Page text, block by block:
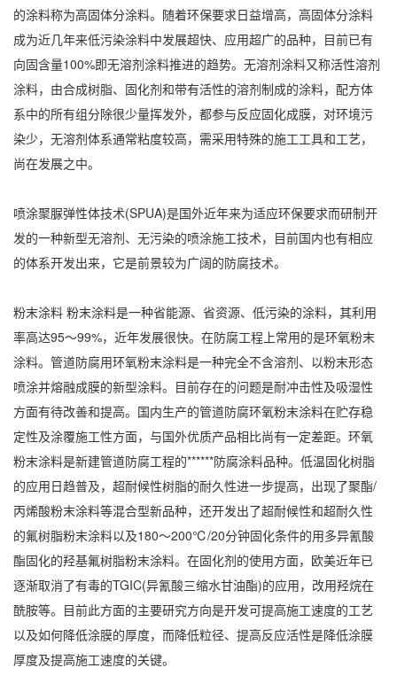
的涂料称为高固体分涂料。随着环保要求日益增高，高固体分涂料
成为近几年来低污染涂料中发展超快、应用超广的品种，目前已有
向固含量100%即无溶剂涂料推进的趋势。无溶剂涂料又称活性溶剂
涂料，由合成树脂、固化剂和带有活性的溶剂制成的涂料，配方体
系中的所有组分除很少量挥发外，都参与反应固化成膜，对环境污
染少，无溶剂体系通常粘度较高，需采用特殊的施工工具和工艺，
尚在发展之中。
喷涂聚脲弹性体技术(SPUA)是国外近年来为适应环保要求而研制开
发的一种新型无溶剂、无污染的喷涂施工技术，目前国内也有相应
的体系开发出来，它是前景较为广阔的防腐技术。
粉末涂料 粉末涂料是一种省能源、省资源、低污染的涂料，其利用
率高达95～99%，近年发展很快。在防腐工程上常用的是环氧粉末
涂料。管道防腐用环氧粉末涂料是一种完全不含溶剂、以粉末形态
喷涂并熔融成膜的新型涂料。目前存在的问题是耐冲击性及吸湿性
方面有待改善和提高。国内生产的管道防腐环氧粉末涂料在贮存稳
定性及涂覆施工性方面，与国外优质产品相比尚有一定差距。环氧
粉末涂料是新建管道防腐工程的******防腐涂料品种。低温固化树脂
的应用日趋普及，超耐候性树脂的耐久性进一步提高，出现了聚酯/
丙烯酸粉末涂料等混合型新品种，还开发出了超耐候性和超耐久性
的氟树脂粉末涂料以及180～200℃/20分钟固化条件的用多异氰酸
酯固化的羟基氟树脂粉末涂料。在固化剂的使用方面，欧美近年已
逐渐取消了有毒的TGIC(异氰酸三缩水甘油酯)的应用，改用羟烷在
酰胺等。目前此方面的主要研究方向是开发可提高施工速度的工艺
以及如何降低涂膜的厚度，而降低粒径、提高反应活性是降低涂膜
厚度及提高施工速度的关键。